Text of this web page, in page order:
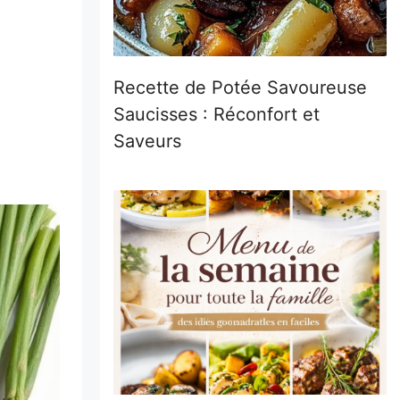
Recette de Potée Savoureuse
Saucisses : Réconfort et
Saveurs